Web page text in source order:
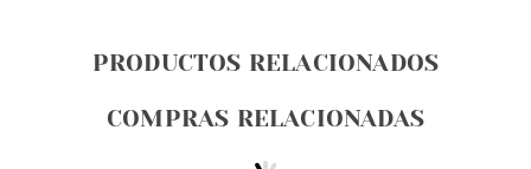
PRODUCTOS RELACIONADOS
COMPRAS RELACIONADAS